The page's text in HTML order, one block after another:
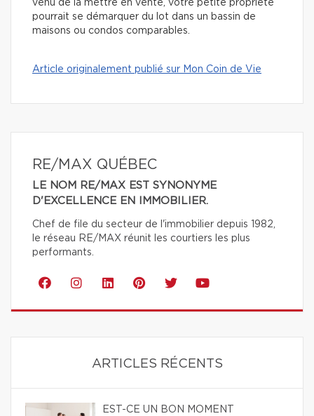
venu de la mettre en vente, votre petite propriété
pourrait se démarquer du lot dans un bassin de
maisons ou condos comparables.
Article originalement publié sur Mon Coin de Vie
RE/MAX QUÉBEC
LE NOM RE/MAX EST SYNONYME
D'EXCELLENCE EN IMMOBILIER.
Chef de file du secteur de l'immobilier depuis 1982,
le réseau RE/MAX réunit les courtiers les plus
performants.
ARTICLES RÉCENTS
EST-CE UN BON MOMENT